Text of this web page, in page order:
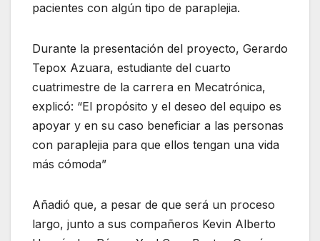
pacientes con algún tipo de paraplejia.
Durante la presentación del proyecto, Gerardo
Tepox Azuara, estudiante del cuarto
cuatrimestre de la carrera en Mecatrónica,
explicó: “El propósito y el deseo del equipo es
apoyar y en su caso beneficiar a las personas
con paraplejia para que ellos tengan una vida
más cómoda”
Añadió que, a pesar de que será un proceso
largo, junto a sus compañeros Kevin Alberto